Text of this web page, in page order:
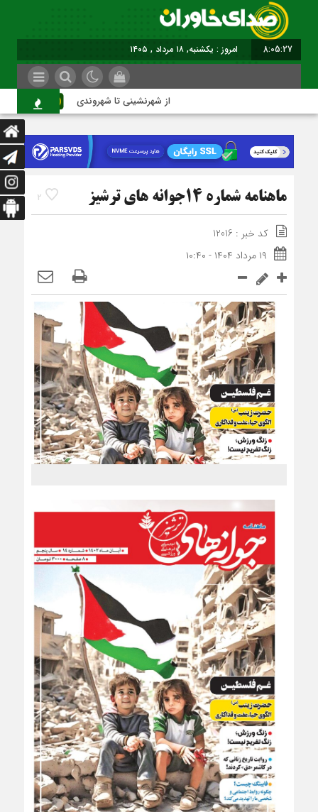
8:05:28 امروز : یکشنبه, ۱۸ مرداد , ۱۴۰۵
از شهرنشینی تا شهروندی
2 ماهنامه شماره 14جوانه های ترشیز
کد خبر : 12016
۱۹ مرداد ۱۴۰۴ - ۱۰:۴۰